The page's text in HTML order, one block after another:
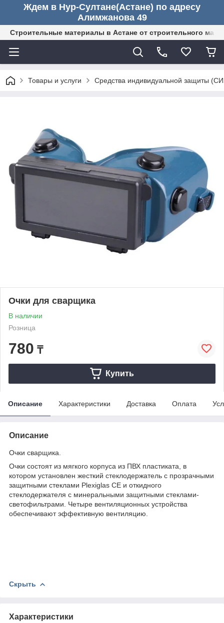
Ждем в Нур-Султане(Астане) по адресу
Алимжанова 49
Строительные материалы в Астане от строительного
Товары и услуги Средства индивидуальной защиты
Очки для сварщика
В наличии
Розница
780 ₸
Купить
Описание Характеристики Доставка Оплата
Описание
Очки сварщика.
Очки состоят из мягкого корпуса из ПВХ пластиката, в
котором установлен жесткий стеклодержатель с прозрачными
защитными стеклами Plexiglas CE и откидного
стеклодержателя с минеральными защитными стеклами-
светофильтрами. Четыре вентиляционных устройства
обеспечивают эффективную вентиляцию.
Скрыть
Характеристики